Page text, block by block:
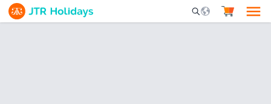
Mobile Search